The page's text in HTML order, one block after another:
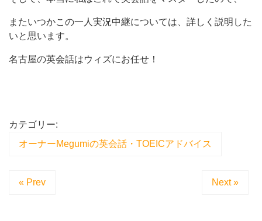
またいつかこの一人実況中継については、詳しく説明した
いと思います。
名古屋の英会話はウィズにお任せ！
カテゴリー:
オーナーMegumiの英会話・TOEICアドバイス
« Prev Next »